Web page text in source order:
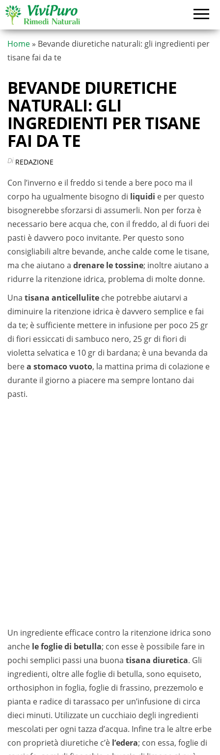
Vai
contenuto
Home » Bevande diuretiche naturali: gli ingredienti per
tisane fai da te
BEVANDE DIURETICHE
NATURALI: GLI
INGREDIENTI PER TISANE
FAI DA TE
Di REDAZIONE
Con l’inverno e il freddo si tende a bere poco ma il
corpo ha ugualmente bisogno di liquidi e per questo
bisognerebbe sforzarsi di assumerli. Non per forza è
necessario bere acqua che, con il freddo, al di fuori dei
pasti è davvero poco invitante. Per questo sono
consigliabili altre bevande, anche calde come le tisane,
ma che aiutano a drenare le tossine; inoltre aiutano a
ridurre la ritenzione idrica, problema di molte donne.
Una tisana anticellulite che potrebbe aiutarvi a
diminuire la ritenzione idrica è davvero semplice e fai
da te; è sufficiente mettere in infusione per poco 25 gr
di fiori essiccati di sambuco nero, 25 gr di fiori di
violetta selvatica e 10 gr di bardana; è una bevanda da
berea stomaco vuoto, la mattina prima di colazione e
durante il giorno a piacere ma sempre lontano dai
pasti.
Un ingrediente efficace contro la ritenzione idrica sono
anche le foglie di betulla; con esse è possibile fare in
pochi semplici passi una buona tisana diuretica. Gli
ingredienti, oltre alle foglie di betulla, sono equiseto,
orthosiphon in foglia, foglie di frassino, prezzemolo e
pianta e radice di tarassaco per un’infusione di circa
dieci minuti. Utilizzate un cucchiaio degli ingredienti
mescolati per ogni tazza d’acqua. Infine tra le altre erbe
con proprietà diuretiche c’è l’edera; con essa, foglie di